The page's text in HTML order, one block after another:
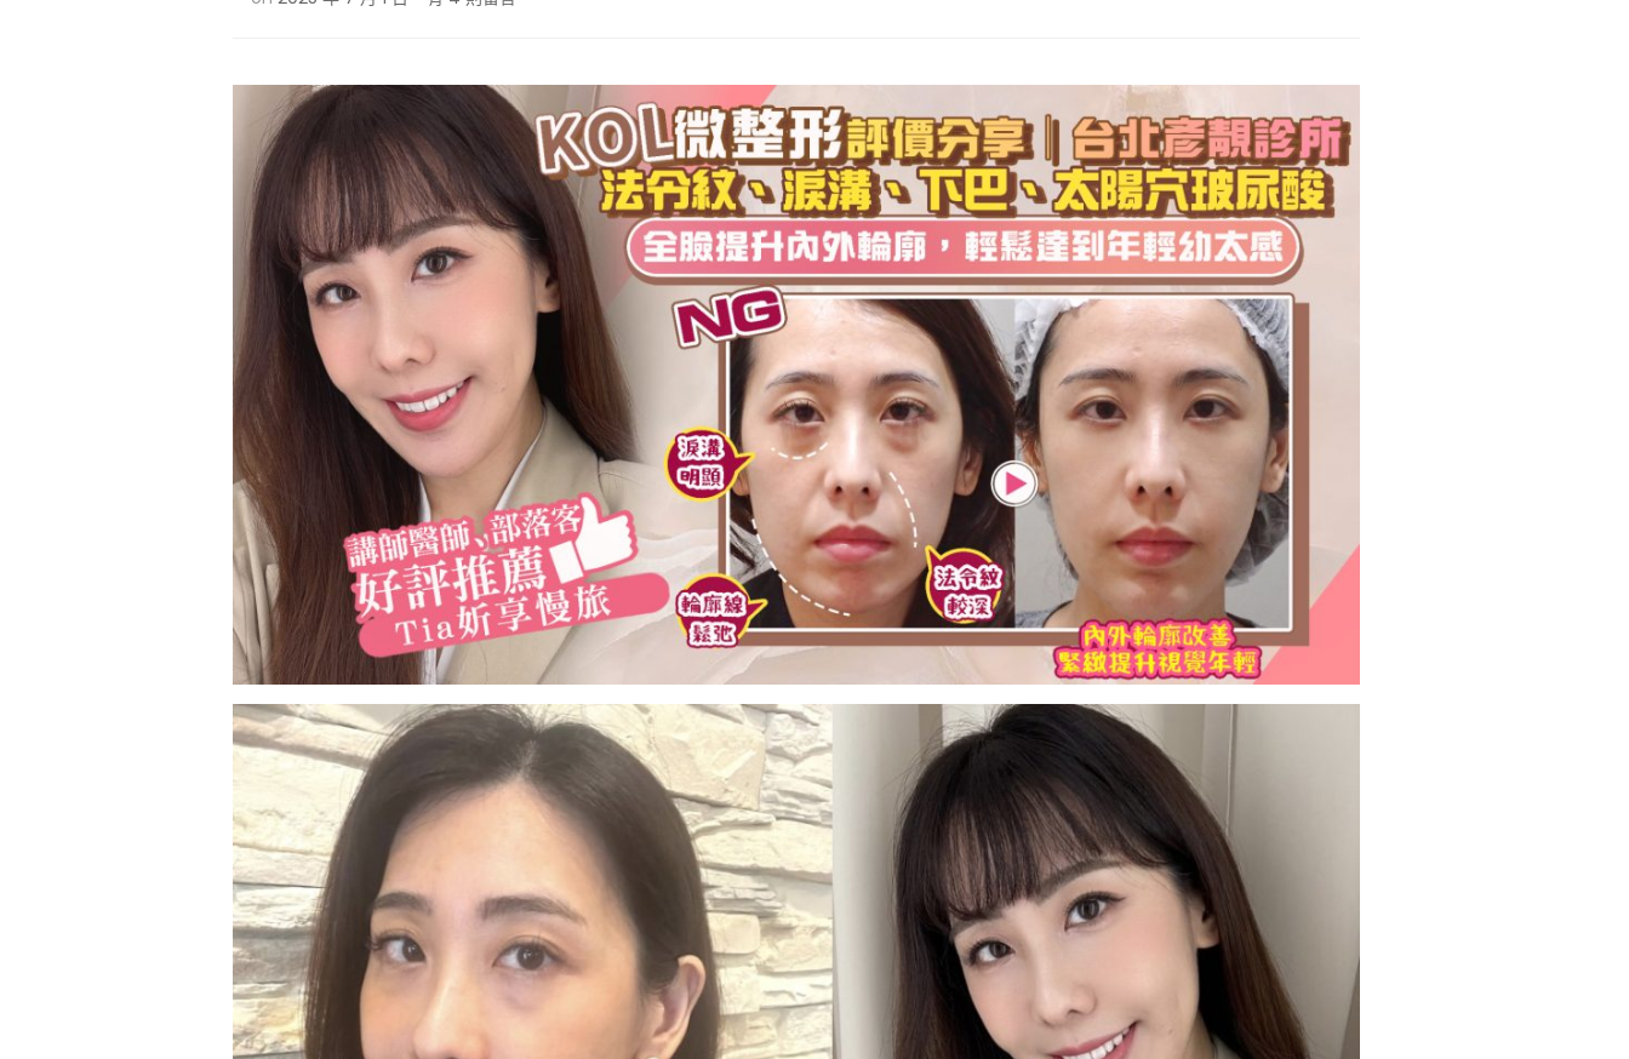
形
法
令
紋、
淚
溝、
下
巴、
穴
尿
酸
價
分
享
｜
台
北
彥
靚
診
所〉
中